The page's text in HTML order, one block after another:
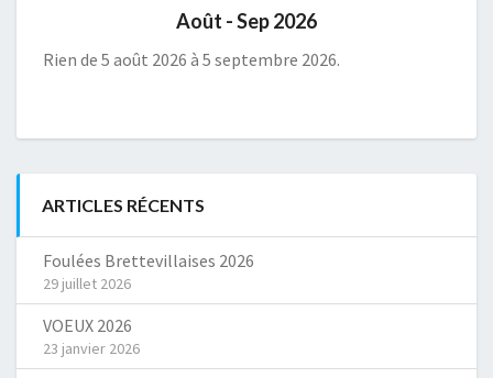
Août - Sep 2026
Rien de 5 août 2026 à 5 septembre 2026.
ARTICLES RÉCENTS
Foulées Brettevillaises 2026
29 juillet 2026
VOEUX 2026
23 janvier 2026